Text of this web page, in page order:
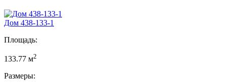
Дом 438-133-1
Площадь:
133.77 м2
Размеры: